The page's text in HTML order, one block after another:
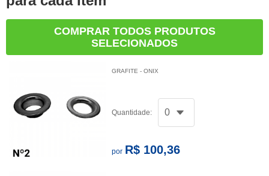
COMPRAR TODOS PRODUTOS
SELECIONADOS
GRAFITE - ONIX
Quantidade:
por R$ 100,36